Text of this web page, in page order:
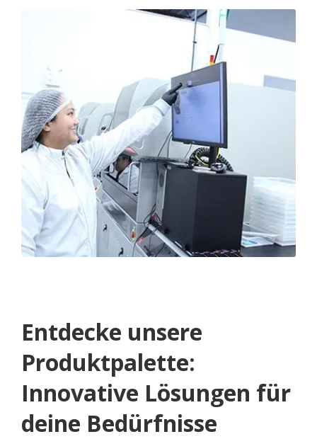
Entdecke unsere
Produktpalette:
Innovative Lösungen für
deine Bedürfnisse